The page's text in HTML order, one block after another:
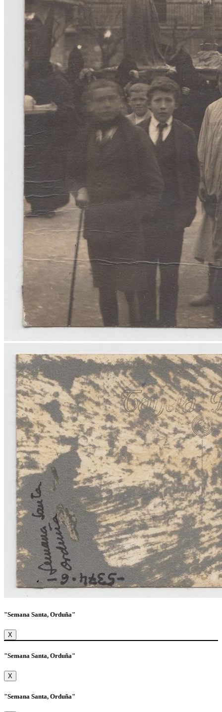
"Semana Santa, Orduña"
X
"Semana Santa, Orduña"
X
"Semana Santa, Orduña"